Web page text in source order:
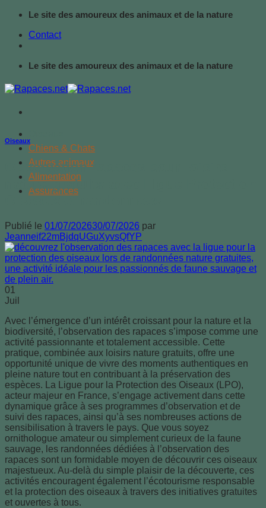
Passer
contenu
Le site des amoureux des animaux et de la nature
Contact
Le site des amoureux des animaux et de la nature
Chiens & Chats
Autres animaux
Alimentation
Assurances
Oiseaux
Observation rapaces pour loisirs
nature gratuits avec Ligue Protection
Oiseaux et randonnées
Publié le 01/07/202630/07/2026 par
Jeanneif22mBjdqUGuXyvsQfYP
01
Juil
Avec l’émergence d’un intérêt croissant pour la nature et la
biodiversité, l’observation des rapaces s’impose comme une
activité passionnante et totalement accessible. Cette
pratique, combinée aux loisirs nature gratuits, offre une
opportunité unique de vivre des moments authentiques en
pleine nature tout en contribuant à la préservation des
espèces. La Ligue pour la Protection des Oiseaux (LPO),
acteur majeur en France, s’engage activement dans cette
dynamique grâce à ses programmes d’observation et de
suivi des rapaces, ainsi qu’à ses nombreuses actions de
sensibilisation à travers le pays. Que vous soyez
ornithologue amateur ou simplement curieux de la faune
sauvage, les randonnées dédiées à l’observation des
rapaces sont un formidable moyen de découvrir ces oiseaux
majestueux. Au-delà du simple plaisir de la découverte, ces
activités encouragent également l’écotourisme responsable
et la protection des oiseaux à travers des initiatives gratuites
et ouvertes à tous.